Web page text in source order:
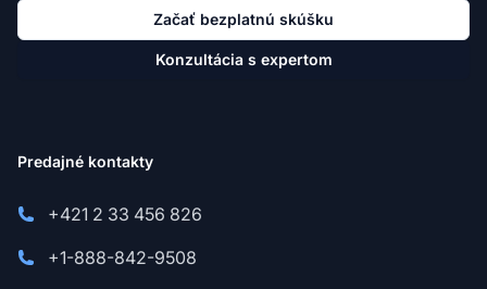
Začať bezplatnú skúšku
Konzultácia s expertom
Predajné kontakty
+421 2 33 456 826
+1-888-842-9508